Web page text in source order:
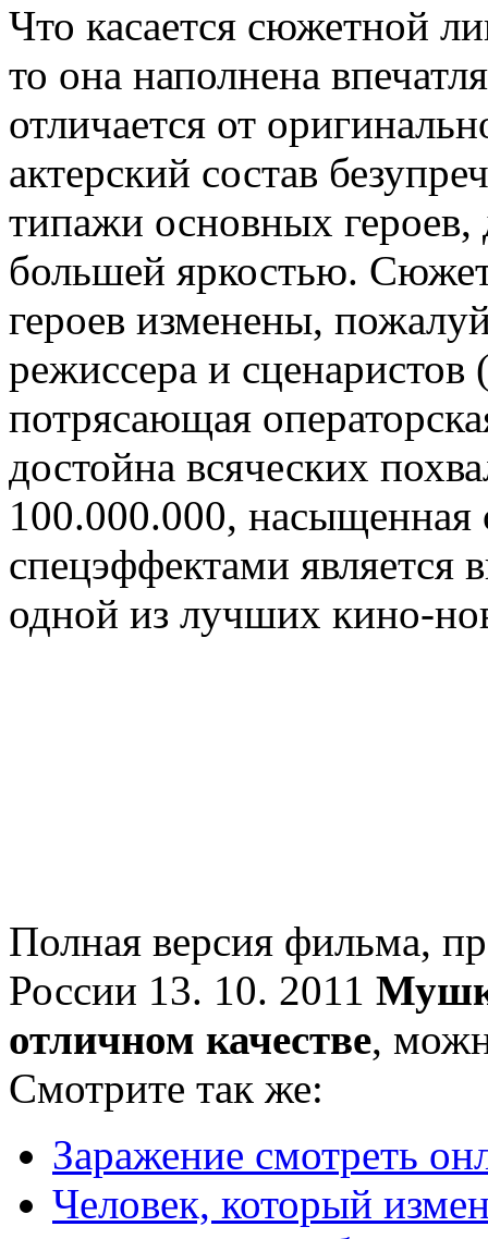
Что касается сюжетной
то она наполнена
отличается от
актерский состав
типажи основных
большей яркостью.
героев изменены,
режиссера и
потрясающая
достойна всяческих
100.000.000,
спецэффектами является
одной из лучших кино-
Полная версия фильма,
России 13. 10. 2011
отличном качестве,
Смотрите так же:
Заражение смотреть
Человек, который